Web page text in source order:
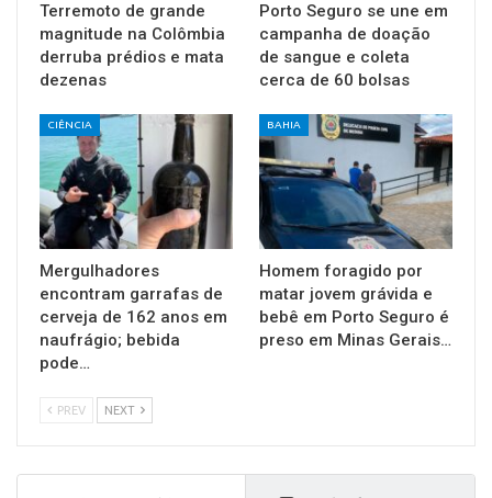
Terremoto de grande
magnitude na Colômbia
derruba prédios e mata
dezenas
Porto Seguro se une em
campanha de doação
de sangue e coleta
cerca de 60 bolsas
CIÊNCIA
Mergulhadores
encontram garrafas de
cerveja de 162 anos em
naufrágio; bebida
pode…
BAHIA
Homem foragido por
matar jovem grávida e
bebê em Porto Seguro é
preso em Minas Gerais…
PREV NEXT